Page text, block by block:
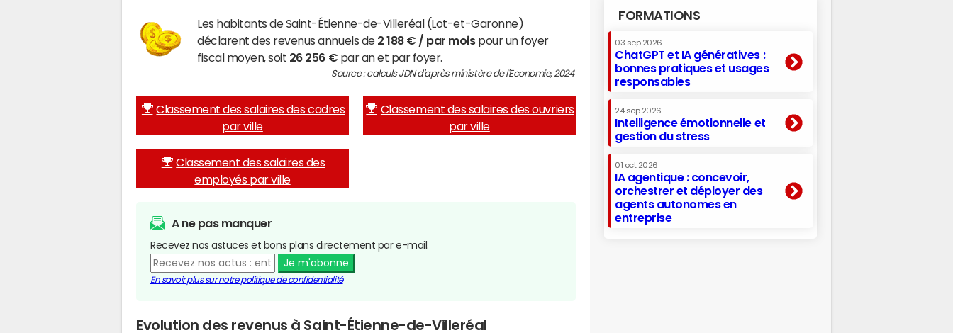
Les habitants de Saint-Étienne-de-Villeréal (Lot-et-Garonne)
déclarent des revenus annuels de 2 188 € / par moispour un foyer
fiscal moyen, soit 26 256 € par an et par foyer.
Source : calculs JDN d'après ministère de l'Economie, 2024
Classement des salaires des cadres
par ville
Classement des salaires des ouvriers
par ville
Classement des salaires des
employés par ville
A ne pas manquer
Recevez nos astuces et bons plans directement par e-mail.
Je m'abonne
En savoir plus sur notre politique de confidentialité
Evolution des revenus à Saint-Étienne-de-Villeréal
FORMATIONS
03 sep 2026
ChatGPT et IA génératives :
bonnes pratiques et usages
responsables
24 sep 2026
Intelligence émotionnelle et
gestion du stress
01 oct 2026
IA agentique : concevoir,
orchestrer et déployer des
agents autonomes en
entreprise